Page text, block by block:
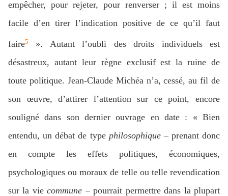
empêcher, pour rejeter, pour renverser ; il est moins
facile d’en tirer l’indication positive de ce qu’il faut
faire5
». Autant l’oubli des droits individuels est
désastreux, autant leur règne exclusif est la ruine de
toute politique. Jean-Claude Michéa n’a, cessé, au fil de
son œuvre, d’attirer l’attention sur ce point, encore
souligné dans son dernier ouvrage en date : « Bien
entendu, un débat de type philosophique– prenant donc
en compte les effets politiques, économiques,
psychologiques ou moraux de telle ou telle revendication
sur la viecommune – pourrait permettre dans la plupart